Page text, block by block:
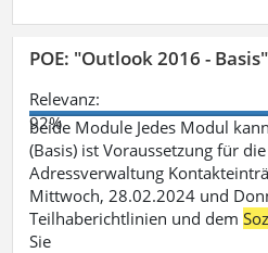
POE: "Outlook 2016 - Basis"
Relevanz:
92%
beide Module Jedes Modul
(Basis) ist Voraussetzung für die
Adressverwaltung
Mittwoch, 28.02.2024 und
Teilhaberichtlinien und dem
Sie